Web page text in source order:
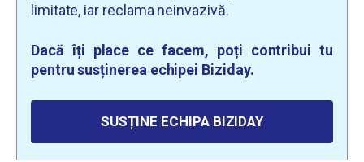
limitate, iar reclama neinvazivă.
Dacă îți place ce facem, poți contribui tu
pentru susținerea echipei Biziday.
SUSȚINE ECHIPA BIZIDAY